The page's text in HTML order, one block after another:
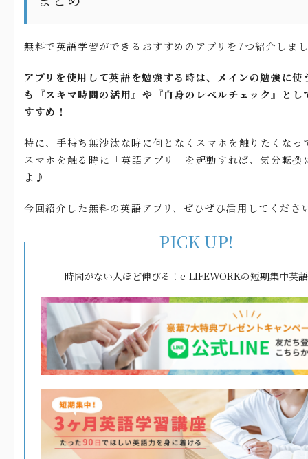
無料で英語学習ができるおすすめのアプリを7つ紹介しま
アプリを使用して英語を勉強する時は、メインの勉強に使
も『スキマ時間の活用』や『自身のレベルチェック』とし
すすめ！
特に、手持ち無沙汰な時に何となくスマホを触りたくなっ
スマホを触る時に「英語アプリ」を起動すれば、気分転換
よ♪
今回紹介した無料の英語アプリ、ぜひぜひ活用してくだ
PICK UP!
時間がない人ほど伸びる！e-LIFEWORKの短期集中英